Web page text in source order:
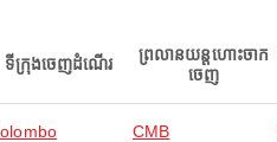
ទីក្រុងចេញដំណើរ
ព្រលានយន្តហោះចាក
ចេញ
CMB